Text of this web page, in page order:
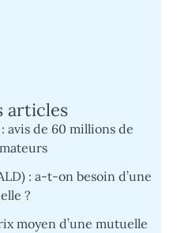
articles
avis de 60 millions de
: a-t-on besoin d’une
?
moyen d’une mutuelle